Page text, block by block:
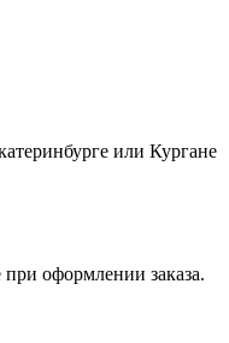
или Кургане
оформлении заказа.